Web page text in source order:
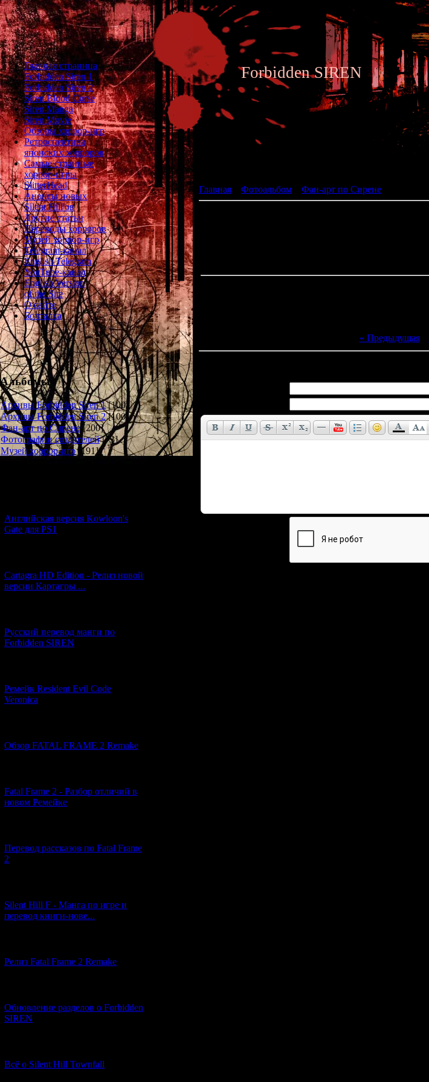
Главная страница
Forbidden Siren 1
Forbidden Siren 2
Siren Blood Curse
Siren Manga
Siren Movie
Обзоры хоррор-игр
Ретроспектива
японских хорроров
Самые странные
хоррор-игры
SlitterHead
Анонсы новых
Silent Hill'ов
Другие статьи
Переводы хорроров
Музей хоррор-игр
Telegram-канал
English Telegram
YouTube-канал
English Version
of the Site
О сайте
Болталка
Альбомы
Архивы Forbidden Siren 1 [100]
Архивы Forbidden Siren 2 [100]
Фан-арт по Сирене [200]
Фотографии создателей [73]
Музей хоррор-игр
[191]
Английская версия Kowloon's
Gate для PS1
Cartagra HD Edition - Релиз новой
версии Картагры ...
Русский перевод манги по
Forbidden SIREN
Ремейк Resident Evil Code
Veronica
Обзор FATAL FRAME 2 Remake
Fatal Frame 2 - Разбор отличий в
новом Ремейке
Перевод рассказов по Fatal Frame
2
Silent Hill F - Манга по игре и
перевод книги-нове...
Релиз Fatal Frame 2 Remake
Обновление разделов о Forbidden
SIREN
Всё о Silent Hill Townfall
Forbidden SIREN
Главная Фотоальбом Фан-арт по Сирене
« Предыдущая|